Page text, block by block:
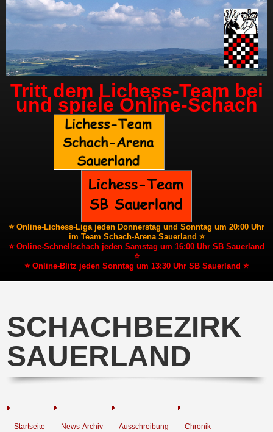
Tritt dem Lichess-Team bei
und spiele Online-Schach
⭐ Online-Lichess-Liga jeden Donnerstag und Sonntag um 20:00 Uhr
im Team Schach-Arena Sauerland ⭐
⭐ Online-Schnellschach jeden Samstag um 16:00 Uhr SB Sauerland
⭐
⭐ Online-Blitz jeden Sonntag um 13:30 Uhr SB Sauerland ⭐
SCHACHBEZIRK
SAUERLAND
Startseite News-Archiv Ausschreibung Chronik